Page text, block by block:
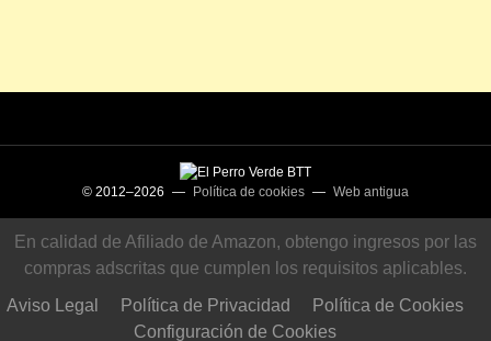
© 2012–2026 — Política de cookies — Web antigua
En calidad de Afiliado de Amazon, obtengo ingresos por las
compras adscritas que cumplen los requisitos aplicables.
Aviso Legal
Política de Privacidad
Política de Cookies
Configuración de Cookies